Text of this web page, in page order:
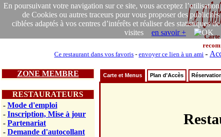
En poursuivant votre navigation sur ce site, vous acceptez l’utilisation
de Cookies ou autres traceurs pour vous proposer des publicités
ciblées adaptés à vos centres d’intérêts et réaliser des statistiques de
visites en savoir +
Carte
Ce restaurant dans vos favoris - envoyer ce lien à un ami -
ZONE MEMBRE
RESTAURATEURS
- Mode d'emploi
- Inscription, Mise à jour
- Partenariat
- Demande d'autocollant
Carte et Menus Plan d'Accès